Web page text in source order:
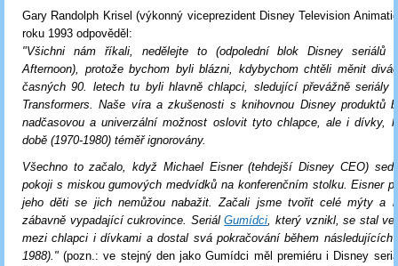
Gary Randolph Krisel (výkonný viceprezident Disney Television
roku 1993 odpověděl:
"Všichni nám říkali, nedělejte to (odpolední blok Disney seriálů
Afternoon), protože bychom byli blázni, kdybychom chtěli měnit
časných 90. letech tu byli hlavně chlapci, sledující převážně seriály
Transformers. Naše víra a zkušenosti s knihovnou Disney produktů
nadčasovou a univerzální možnost oslovit tyto chlapce, ale i dívky,
době (1970-1980) téměř ignorovány.
Všechno to začalo, když Michael Eisner (tehdejší Disney CEO)
pokoji s miskou gumových medvídků na konferenčním stolku. Eisner
jeho děti se jich nemůžou nabažit. Začali jsme tvořit celé mýty a
zábavně vypadající cukrovince. SeriálGumídci, který vznikl, se stal
mezi chlapci i dívkami a dostal svá pokračování během následujících
1988)."(pozn.: ve stejný den jako Gumídci měl premiéru i Disney